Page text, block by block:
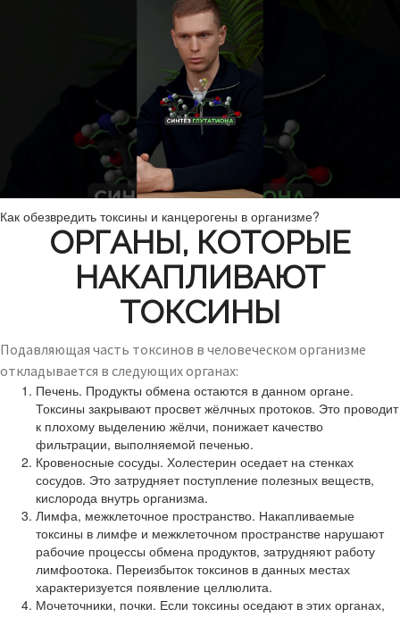
Как обезвредить токсины и канцерогены в организме?
ОРГАНЫ, КОТОРЫЕ
НАКАПЛИВАЮТ
ТОКСИНЫ
Подавляющая часть токсинов в человеческом организме
откладывается в следующих органах:
Печень. Продукты обмена остаются в данном органе.
Токсины закрывают просвет жёлчных протоков. Это проводит
к плохому выделению жёлчи, понижает качество
фильтрации, выполняемой печенью.
Кровеносные сосуды. Холестерин оседает на стенках
сосудов. Это затрудняет поступление полезных веществ,
кислорода внутрь организма.
Лимфа, межклеточное пространство. Накапливаемые
токсины в лимфе и межклеточном пространстве нарушают
рабочие процессы обмена продуктов, затрудняют работу
лимфоотока. Переизбыток токсинов в данных местах
характеризуется появление целлюлита.
Мочеточники, почки. Если токсины оседают в этих органах,